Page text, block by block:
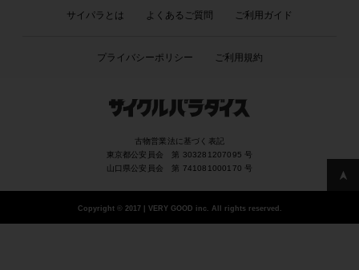
サイパラとは よくあるご質問 ご利用ガイド
プライバシーポリシー ご利用規約
古物営業法に基づく表記
東京都公安員会 第 303281207095 号
山口県公安員会 第 741081000170 号
Copyright ©2017 | VERY GOOD inc. All rights reserved.